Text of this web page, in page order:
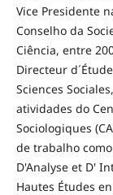
Vice Presidente
Conselho da
Ciência, entre
Directeur
Sciences
atividades do
Sociologiques
de trabalho
D'Analyse et D'
Hautes Études